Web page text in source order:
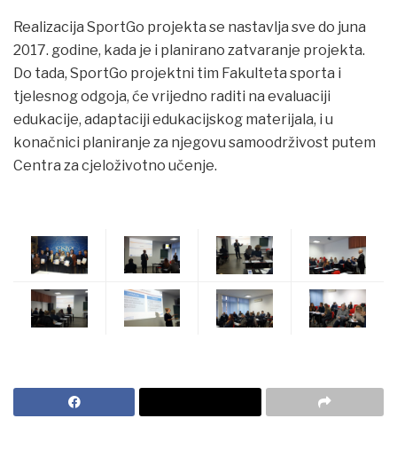
Realizacija SportGo projekta se nastavlja sve do juna
2017. godine, kada je i planirano zatvaranje projekta.
Do tada, SportGo projektni tim Fakulteta sporta i
tjelesnog odgoja, će vrijedno raditi na evaluaciji
edukacije, adaptaciji edukacijskog materijala, i u
konačnici planiranje za njegovu samoodrživost putem
Centra za cjeloživotno učenje.